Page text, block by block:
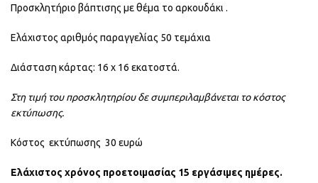
Προσκλητήριο βάπτισης με θέμα το αρκουδάκι .
Ελάχιστος αριθμός παραγγελίας 50 τεμάχια
Διάσταση κάρτας: 16 x 16 εκατοστά.
Στη τιμή του προσκλητηρίου δε συμπεριλαμβάνεται το κόστος
εκτύπωσης.
Κόστος εκτύπωσης 30 ευρώ
Ελάχιστος χρόνος προετοιμασίας 15 εργάσιμες ημέρες.